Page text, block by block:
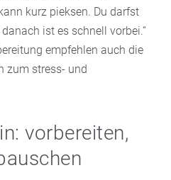
kurz pieksen. Du darfst
ist es schnell vorbei.“
empfehlen auch die
zum stress- und
vorbereiten,